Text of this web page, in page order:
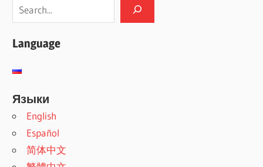
Language
Языки
English
Español
简体中文